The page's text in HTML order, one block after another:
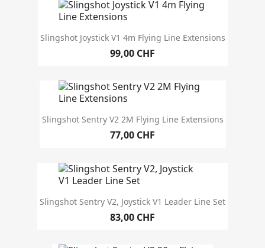
Slingshot Joystick V1 4m Flying Line Extensions
99,00 CHF
Slingshot Sentry V2 2M Flying Line Extensions
77,00 CHF
Slingshot Sentry V2, Joystick V1 Leader Line Set
83,00 CHF